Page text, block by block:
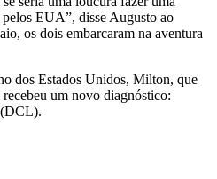
EUA”, disse Augusto ao
os dois embarcaram na aventura
dos Estados Unidos, Milton, que
um novo diagnóstico: